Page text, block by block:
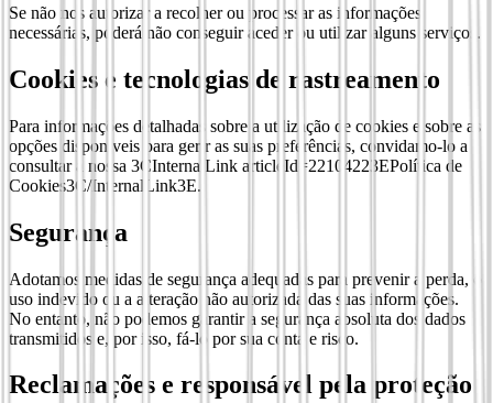
Se não nos autorizar a recolher ou processar as informações
necessárias, poderá não conseguir aceder ou utilizar alguns serviços.
Cookies e tecnologias de rastreamento
Para informações detalhadas sobre a utilização de cookies e sobre as
opções disponíveis para gerir as suas preferências, convidamo-lo a
consultar a nossa 3CInternalLink articleId=22104223EPolítica de
Cookies3C/InternalLink3E.
Segurança
Adotamos medidas de segurança adequadas para prevenir a perda, o
uso indevido ou a alteração não autorizada das suas informações.
No entanto, não podemos garantir a segurança absoluta dos dados
transmitidos e, por isso, fá-lo por sua conta e risco.
Reclamações e responsável pela proteção